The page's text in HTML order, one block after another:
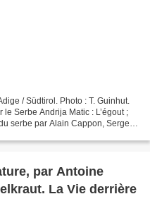
/ Südtirol. Photo : T. Guinhut.
Serbe Andrija Matic : L’égout ;
serbe par Alain Cappon, Serge
par Antoine
derrière